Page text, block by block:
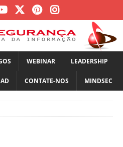
WEBINAR LEADERSHIP
CONTATE-NOS MINDSEC